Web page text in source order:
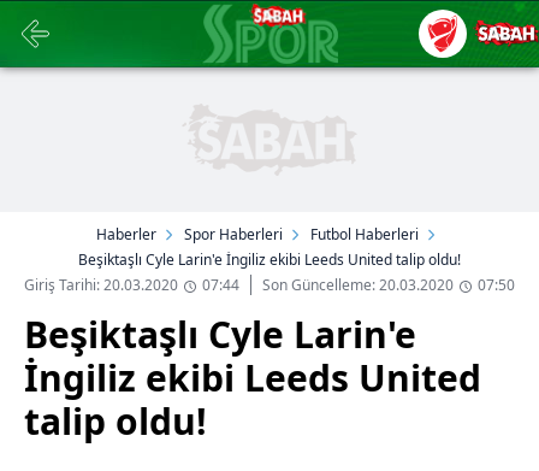
Haberler Spor Haberleri
Futbol Haberleri
Beşiktaşlı Cyle Larin'e İngiliz ekibi Leeds United talip oldu!
Giriş Tarihi: 20.03.2020
07:44 Son Güncelleme: 20.03.2020 07:50
Beşiktaşlı Cyle Larin'e
İngiliz ekibi Leeds United
talip oldu!